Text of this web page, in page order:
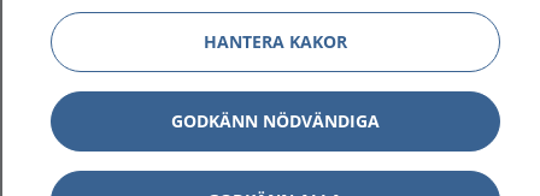
HANTERA KAKOR
GODKÄNN NÖDVÄNDIGA